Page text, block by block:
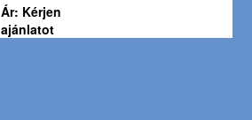
Ár: Kérjen
ajánlatot